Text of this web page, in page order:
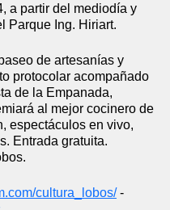
a partir del mediodía y
Parque Ing. Hiriart.
de artesanías y
protocolar acompañado
de la Empanada,
al mejor cocinero de
espectáculos en vivo,
Entrada gratuita.
cultura_ lobos/